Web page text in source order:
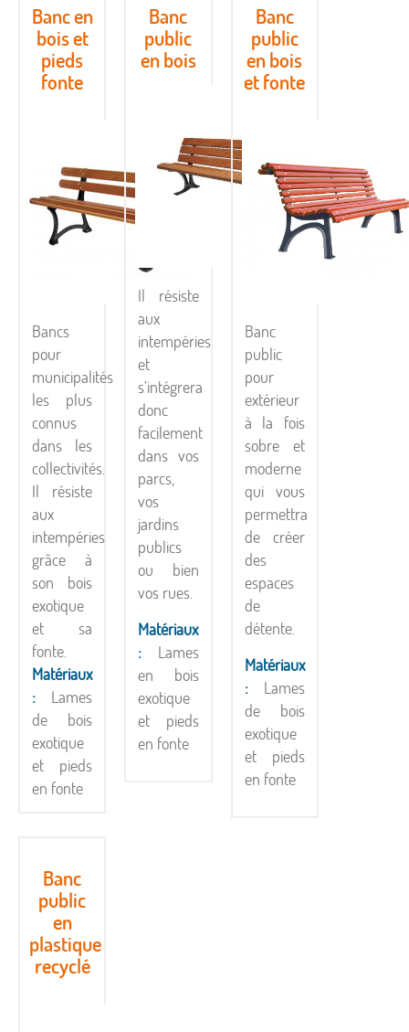
Banc en
bois et
pieds
fonte
Bancs
pour
municipalités
les plus
connus
dans les
collectivités.
Il résiste
aux
intempéries
grâce à
son bois
exotique
et sa
fonte.
Matériaux
: Lames
de bois
exotique
et pieds
en fonte
Banc
public
en bois
Il résiste
aux
intempéries
et
s’intégrera
donc
facilement
dans vos
parcs,
vos
jardins
publics
ou bien
vos rues.
Matériaux
: Lames
en bois
exotique
et pieds
en fonte
Banc
public
en bois
et fonte
Banc
public
pour
extérieur
à la fois
sobre et
moderne
qui vous
permettra
de créer
des
espaces
de
détente.
Matériaux
:Lames
de bois
exotique
et pieds
en fonte
Banc
public
en
plastique
recyclé